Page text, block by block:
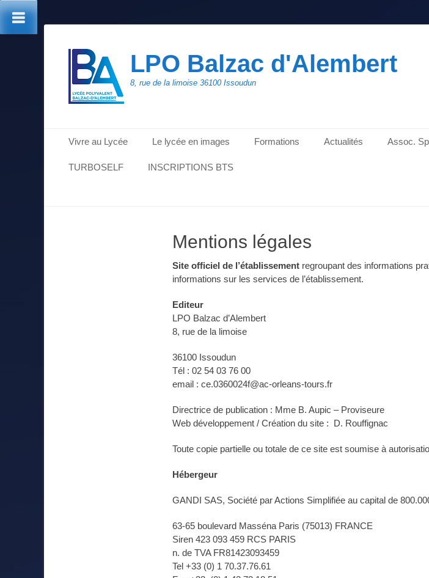
LPO Balzac d'Alembert
8, rue de la limoise 36100 Issoudun
Menu principal
contenu
Vivre au Lycée Le lycée en images Formations Actualités Assoc.
TURBOSELF INSCRIPTIONS BTS
Mentions légales
Site officiel de l’établissement regroupant des informations
informations sur les services de l’établissement.
Editeur
LPO Balzac d’Alembert
8, rue de la limoise
36100 Issoudun
Tél : 02 54 03 76 00
email : ce.0360024f@ac-orleans-tours.fr
Directrice de publication : Mme B. Aupic – Proviseure
Web développement / Création du site : D. Rouffignac
Toute copie partielle ou totale de ce site est soumise à
Hébergeur
GANDI SAS, Société par Actions Simplifiée au capital de
63-65 boulevard Masséna Paris (75013) FRANCE
Siren 423 093 459 RCS PARIS
n. de TVA FR81423093459
Tel +33 (0) 1 70.37.76.61